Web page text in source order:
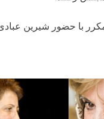
مکرر با حضور شیرین